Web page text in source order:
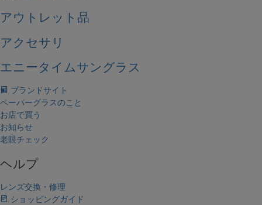
アウトレット品
アクセサリ
エニータイムサングラス
ブランドサイト
ペーパーグラスのこと
お店で買う
お知らせ
老眼チェック
ヘルプ
レンズ交換・修理
ショッピングガイド